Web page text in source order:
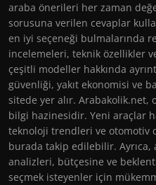
araba önerileri her zaman
sorusuna verilen cevaplar
en iyi seçeneği bulmalarında
incelemeleri, teknik özellikler
çeşitli modeller hakkında
güvenliği, yakıt ekonomisi ve
sitede yer alır. Arabakolik.net,
bilgi hazinesidir. Yeni araçlar
teknoloji trendleri ve otomotiv
burada takip edilebilir. Ayrıca,
analizleri, bütçesine ve
seçmek isteyenler için